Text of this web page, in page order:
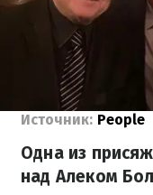
Источник: People
Одна из
над Алеком